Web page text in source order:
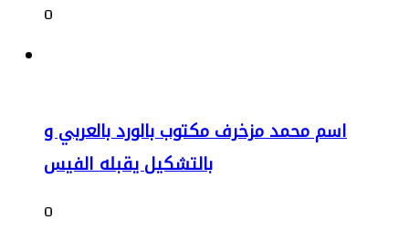
0
اسم محمد مزخرف مكتوب بالورد بالعربي و
بالتشكيل يقبله الفيس
0